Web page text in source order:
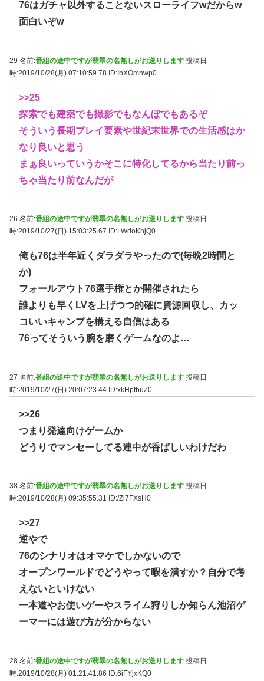
76はガチャ以外することないスローライフwだからw
面白いぞw
29 名前:番組の途中ですが翡翠の名無しがお送りします 投稿日
時:2019/10/28(月) 07:10:59.78 ID:IbXOmnwp0
>>25
探索でも建築でも撮影でもなんぼでもあるぞ
そういう長期プレイ要素や世紀末世界での生活感はか
なり良いと思う
まぁ良いっていうかそこに特化してるから当たり前っ
ちゃ当たり前なんだが
26 名前:番組の途中ですが翡翠の名無しがお送りします 投稿日
時:2019/10/27(日) 15:03:25.67
ID:LWdoKhjQ0
俺も76は半年近くダラダラやったので(毎晩2時間と
か)
フォールアウト76選手権とか開催されたら
誰よりも早くLVを上げつつ的確に資源回収し、カッ
コいいキャンプを構える自信はある
76ってそういう腕を磨くゲームなのよ…
27 名前:番組の途中ですが翡翠の名無しがお送りします 投稿日
時:2019/10/27(日) 20:07:23.44 ID:xkHpfbuZ0
>>26
つまり発達向けゲームか
どうりでマンセーしてる連中が香ばしいわけだわ
38 名前:番組の途中ですが翡翠の名無しがお送りします 投稿日
時:2019/10/28(月) 09:35:55.31
ID:/Zi7FXsH0
>>27
逆やで
76のシナリオはオマケでしかないので
オープンワールドでどうやって暇を潰すか？自分で考
えないといけない
一本道やお使いゲーやスライム狩りしか知らん池沼ゲ
ーマーには遊び方が分からない
28 名前:番組の途中ですが翡翠の名無しがお送りします 投稿日
時:2019/10/28(月) 01:21:41.86
ID:6iFYjxKQ0